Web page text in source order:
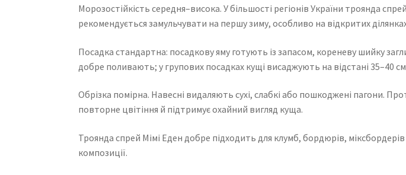
Морозостійкість середня–висока. У більшості регіонів України троянда
рекомендується замульчувати на першу зиму, особливо на відкритих
Посадка стандартна: посадкову яму готують із запасом, кореневу шийку
добре поливають; у групових посадках кущі висаджують на відстані 35–40
Обрізка помірна. Навесні видаляють сухі, слабкі або пошкоджені пагони.
повторне цвітіння й підтримує охайний вигляд куща.
Троянда спрей Мімі Еден добре підходить для клумб, бордюрів,
композиції.